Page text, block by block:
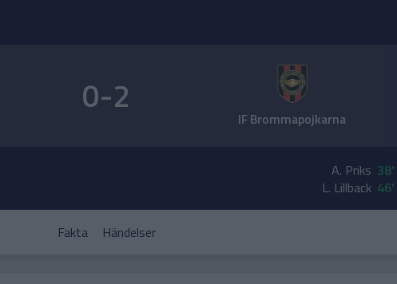
0-2 IF Brommapojkarna
A. Priks 38'
L. Lillback 46'
Fakta Händelser